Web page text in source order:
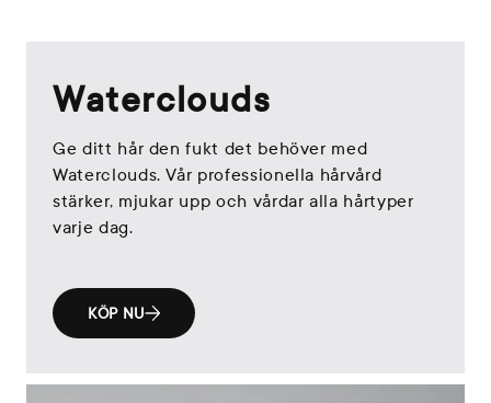
Waterclouds
Ge ditt hår den fukt det behöver med
Waterclouds. Vår professionella hårvård
stärker, mjukar upp och vårdar alla hårtyper
varje dag.
KÖP NU